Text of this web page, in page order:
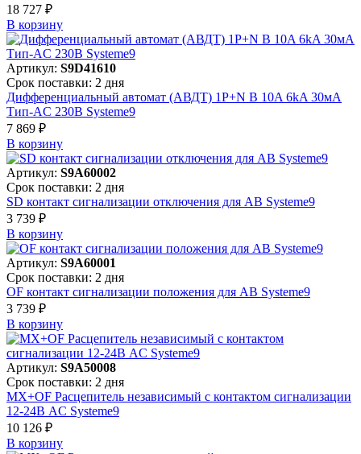
18 727 ₽
В корзинy
Артикул: S9D41610
Срок поставки: 2 дня
Дифференциальный автомат (АВДТ) 1P+N B 10A 6kA 30мА
Тип-AC 230В Systeme9
7 869 ₽
В корзинy
Артикул: S9A60002
Срок поставки: 2 дня
SD контакт сигнализации отключения для АВ Systeme9
3 739 ₽
В корзинy
Артикул: S9A60001
Срок поставки: 2 дня
OF контакт сигнализации положения для АВ Systeme9
3 739 ₽
В корзинy
Артикул: S9A50008
Срок поставки: 2 дня
MX+OF Расцепитель независимый с контактом сигнализации
12-24В AC Systeme9
10 126 ₽
В корзинy